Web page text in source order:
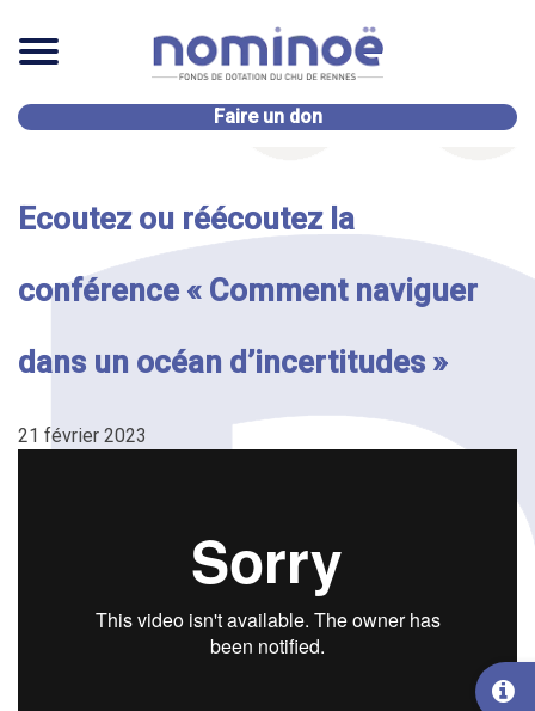
Faire un don
Ecoutez ou réécoutez la
conférence « Comment naviguer
dans un océan d’incertitudes »
21 février 2023